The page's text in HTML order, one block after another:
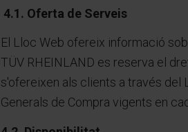
4.1. Oferta de Serveis
El Lloc Web ofereix informació
TÜV RHEINLAND es reserva el
s'ofereixen als clients a través del
Generals de Compra vigents en